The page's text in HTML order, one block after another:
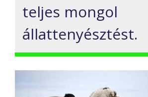
teljes mongol
állattenyésztést.